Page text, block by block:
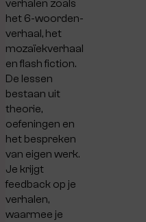
verhalen zoals
het 6-woorden-
verhaal, het
mozaïekverhaal
en flash fiction.
De lessen
bestaan uit
theorie,
oefeningen en
het bespreken
van eigen werk.
Je krijgt
feedback op je
verhalen,
waarmee je